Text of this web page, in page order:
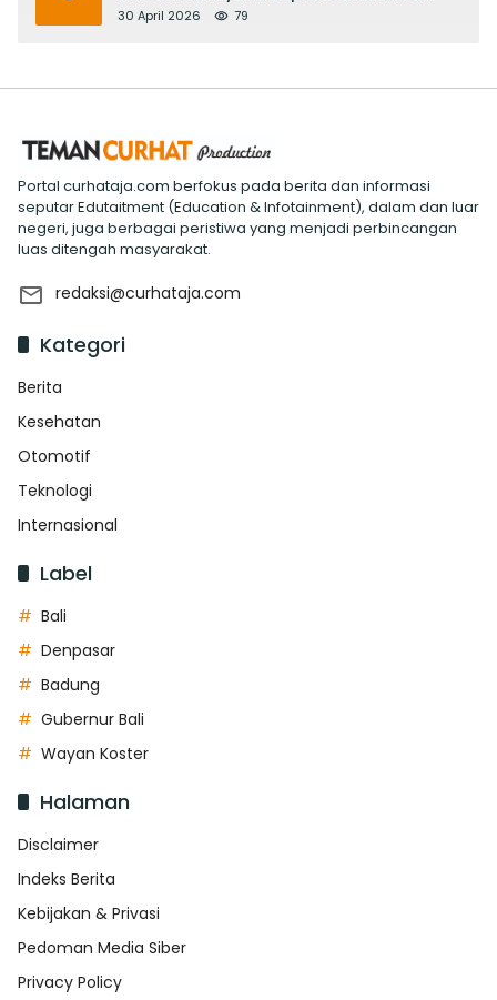
Evaluasi ‘Mantap Nak Badung’
30 April 2026 79
Portal curhataja.com berfokus pada berita dan informasi
seputar Edutaitment (Education & Infotainment), dalam dan luar
negeri, juga berbagai peristiwa yang menjadi perbincangan
luas ditengah masyarakat.
redaksi@curhataja.com
Kategori
Berita
Kesehatan
Otomotif
Teknologi
Internasional
Label
Bali
Denpasar
Badung
Gubernur Bali
Wayan Koster
Halaman
Disclaimer
Indeks Berita
Kebijakan & Privasi
Pedoman Media Siber
Privacy Policy